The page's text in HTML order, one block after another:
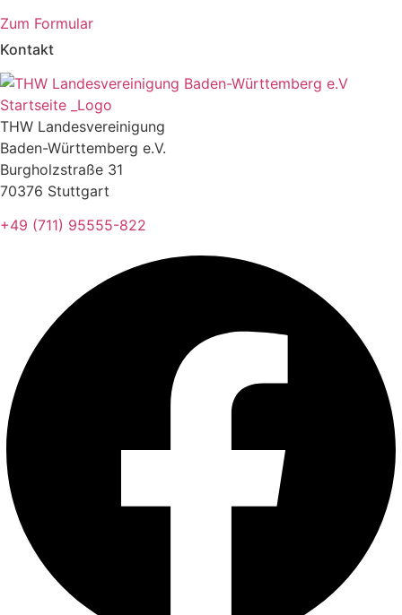
Zum Formular
Kontakt
THW Landesvereinigung
Baden-Württemberg e.V.
Burgholzstraße 31
70376 Stuttgart
+49 (711) 95555-822